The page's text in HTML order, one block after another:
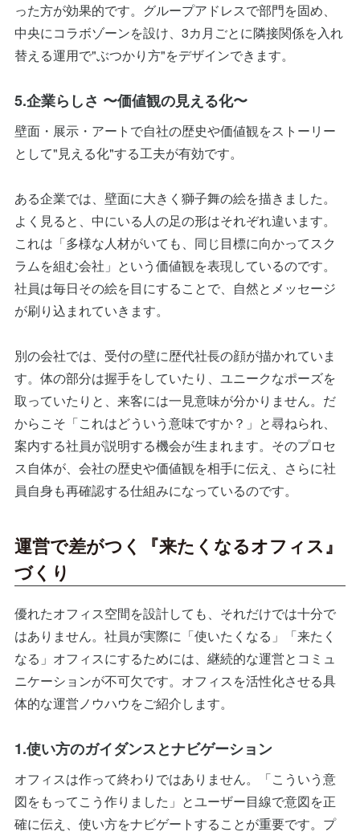
った方が効果的です。グループアドレスで部門を固め、
中央にコラボゾーンを設け、3カ月ごとに隣接関係を入れ
替える運用で"ぶつかり方"をデザインできます。
5.企業らしさ 〜価値観の見える化〜
壁面・展示・アートで自社の歴史や価値観をストーリー
として"見える化"する工夫が有効です。
ある企業では、壁面に大きく獅子舞の絵を描きました。
よく見ると、中にいる人の足の形はそれぞれ違います。
これは「多様な人材がいても、同じ目標に向かってスク
ラムを組む会社」という価値観を表現しているのです。
社員は毎日その絵を目にすることで、自然とメッセージ
が刷り込まれていきます。
別の会社では、受付の壁に歴代社長の顔が描かれていま
す。体の部分は握手をしていたり、ユニークなポーズを
取っていたりと、来客には一見意味が分かりません。だ
からこそ「これはどういう意味ですか？」と尋ねられ、
案内する社員が説明する機会が生まれます。そのプロセ
ス自体が、会社の歴史や価値観を相手に伝え、さらに社
員自身も再確認する仕組みになっているのです。
運営で差がつく『来たくなるオフィス』
づくり
優れたオフィス空間を設計しても、それだけでは十分で
はありません。社員が実際に「使いたくなる」「来たく
なる」オフィスにするためには、継続的な運営とコミュ
ニケーションが不可欠です。オフィスを活性化させる具
体的な運営ノウハウをご紹介します。
1.使い方のガイダンスとナビゲーション
オフィスは作って終わりではありません。「こういう意
図をもってこう作りました」とユーザー目線で意図を正
確に伝え、使い方をナビゲートすることが重要です。プ